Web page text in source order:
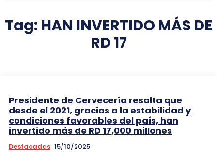
Tag: HAN INVERTIDO MÁS DE
RD 17
Presidente de Cervecería resalta que
desde el 2021, gracias a la estabilidad y
condiciones favorables del país, han
invertido más de RD 17,000 millones
Destacadas 15/10/2025